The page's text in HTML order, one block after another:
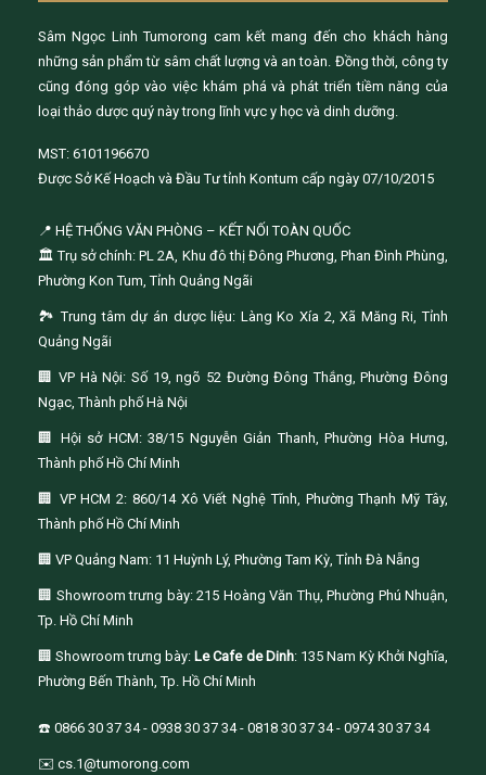
Sâm Ngọc Linh Tumorong cam kết mang đến cho khách hàng
những sản phẩm từ sâm chất lượng và an toàn. Đồng thời, công ty
cũng đóng góp vào việc khám phá và phát triển tiềm năng của
loại thảo dược quý này trong lĩnh vực y học và dinh dưỡng.
MST: 6101196670
Được Sở Kế Hoạch và Đầu Tư tỉnh Kontum cấp ngày 07/10/2015
📍 HỆ THỐNG VĂN PHÒNG – KẾT NỐI TOÀN QUỐC
🏛️ Trụ sở chính: PL 2A, Khu đô thị Đông Phương, Phan Đình Phùng,
Phường Kon Tum, Tỉnh Quảng Ngãi
🏞️ Trung tâm dự án dược liệu: Làng Ko Xía 2, Xã Măng Ri, Tỉnh
Quảng Ngãi
🏢 VP Hà Nội: Số 19, ngõ 52 Đường Đông Thắng, Phường Đông
Ngạc, Thành phố Hà Nội
🏢 Hội sở HCM: 38/15 Nguyễn Giản Thanh, Phường Hòa Hưng,
Thành phố Hồ Chí Minh
🏢 VP HCM 2: 860/14 Xô Viết Nghệ Tĩnh, Phường Thạnh Mỹ Tây,
Thành phố Hồ Chí Minh
🏢 VP Quảng Nam: 11 Huỳnh Lý, Phường Tam Kỳ, Tỉnh Đà Nẵng
🏢 Showroom trưng bày: 215 Hoàng Văn Thụ, Phường Phú Nhuận,
Tp. Hồ Chí Minh
🏢 Showroom trưng bày: Le Cafe de Dinh: 135 Nam Kỳ Khởi Nghĩa,
Phường Bến Thành, Tp. Hồ Chí Minh
☎️ 0866 30 37 34 - 0938 30 37 34 - 0818 30 37 34 - 0974 30 37 34
✉️ cs.1@tumorong.com